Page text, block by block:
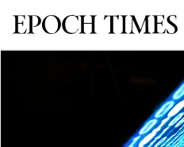
Svenska Epoch Times